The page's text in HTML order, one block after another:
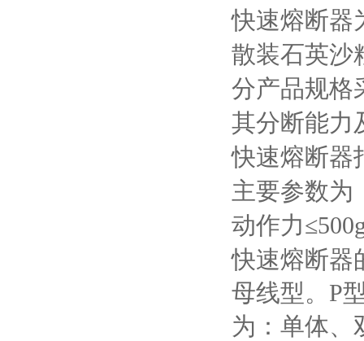
快速熔断器
散装石英沙
分产品规格
其分断能力
快速熔断器
主要参数为
动作力≤
快速熔断器
母线型。 P
为：单体、